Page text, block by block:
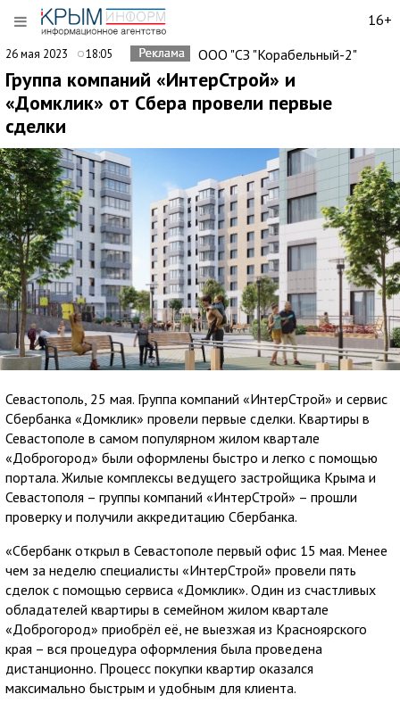
16+
26 мая 2023 18:05 ООО "СЗ "Корабельный-2"
Группа компаний «ИнтерСтрой» и
«Домклик» от Сбера провели первые
сделки
Севастополь, 25 мая. Группа компаний «ИнтерСтрой» и сервис
Сбербанка «Домклик» провели первые сделки. Квартиры в
Севастополе в самом популярном жилом квартале
«Доброгород» были оформлены быстро и легко с помощью
портала. Жилые комплексы ведущего застройщика Крыма и
Севастополя – группы компаний «ИнтерСтрой» – прошли
проверку и получили аккредитацию Сбербанка.
«Сбербанк открыл в Севастополе первый офис 15 мая. Менее
чем за неделю специалисты «ИнтерСтрой» провели пять
сделок с помощью сервиса «Домклик». Один из счастливых
обладателей квартиры в семейном жилом квартале
«Доброгород» приобрёл её, не выезжая из Красноярского
края – вся процедура оформления была проведена
дистанционно. Процесс покупки квартир оказался
максимально быстрым и удобным для клиента.